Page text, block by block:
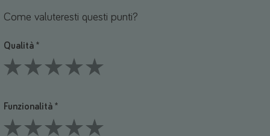
Come valuteresti questi punti?
Qualità *
Funzionalità *